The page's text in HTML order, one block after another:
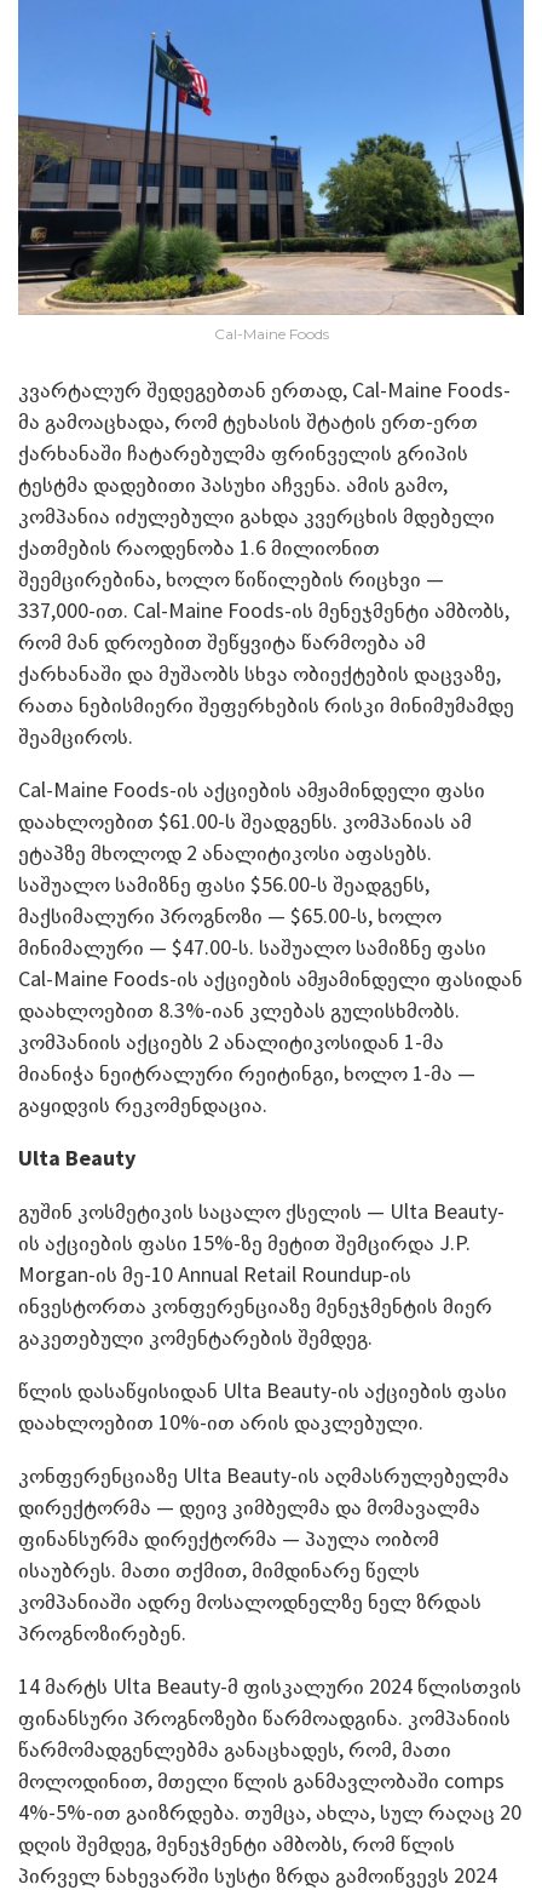
Cal-Maine Foods
კვარტალურ შედეგებთან ერთად, Cal-Maine Foods-
მა გამოაცხადა, რომ ტეხასის შტატის ერთ-ერთ
ქარხანაში ჩატარებულმა ფრინველის გრიპის
ტესტმა დადებითი პასუხი აჩვენა. ამის გამო,
კომპანია იძულებული გახდა კვერცხის მდებელი
ქათმების რაოდენობა 1.6 მილიონით
შეემცირებინა, ხოლო წიწილების რიცხვი ­—
337,000-ით. Cal-Maine Foods-ის მენეჯმენტი ამბობს,
რომ მან დროებით შეწყვიტა წარმოება ამ
ქარხანაში და მუშაობს სხვა ობიექტების დაცვაზე,
რათა ნებისმიერი შეფერხების რისკი მინიმუმამდე
შეამციროს.
Cal-Maine Foods-ის აქციების ამჟამინდელი ფასი
დაახლოებით $61.00-ს შეადგენს. კომპანიას ამ
ეტაპზე მხოლოდ 2 ანალიტიკოსი აფასებს.
საშუალო სამიზნე ფასი $56.00-ს შეადგენს,
მაქსიმალური პროგნოზი — $65.00-ს, ხოლო
მინიმალური — $47.00-ს. საშუალო სამიზნე ფასი
Cal-Maine Foods-ის აქციების ამჟამინდელი ფასიდან
დაახლოებით 8.3%-იან კლებას გულისხმობს.
კომპანიის აქციებს 2 ანალიტიკოსიდან 1-მა
მიანიჭა ნეიტრალური რეიტინგი, ხოლო 1-მა —
გაყიდვის რეკომენდაცია.
Ulta Beauty
გუშინ კოსმეტიკის საცალო ქსელის — Ulta Beauty-
ის აქციების ფასი 15%-ზე მეტით შემცირდა J.P.
Morgan-ის მე-10 Annual Retail Roundup-ის
ინვესტორთა კონფერენციაზე მენეჯმენტის მიერ
გაკეთებული კომენტარების შემდეგ.
წლის დასაწყისიდან Ulta Beauty-ის აქციების ფასი
დაახლოებით 10%-ით არის დაკლებული.
კონფერენციაზე Ulta Beauty-ის აღმასრულებელმა
დირექტორმა — დეივ კიმბელმა და მომავალმა
ფინანსურმა დირექტორმა — პაულა ოიბომ
ისაუბრეს. მათი თქმით, მიმდინარე წელს
კომპანიაში ადრე მოსალოდნელზე ნელ ზრდას
პროგნოზირებენ.
14 მარტს Ulta Beauty-მ ფისკალური 2024 წლისთვის
ფინანსური პროგნოზები წარმოადგინა. კომპანიის
წარმომადგენლებმა განაცხადეს, რომ, მათი
მოლოდინით, მთელი წლის განმავლობაში comps
4%-5%-ით გაიზრდება. თუმცა, ახლა, სულ რაღაც 20
დღის შემდეგ, მენეჯმენტი ამბობს, რომ წლის
პირველ ნახევარში სუსტი ზრდა გამოიწვევს 2024